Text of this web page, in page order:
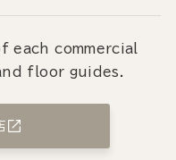
each commercial
floor guides.